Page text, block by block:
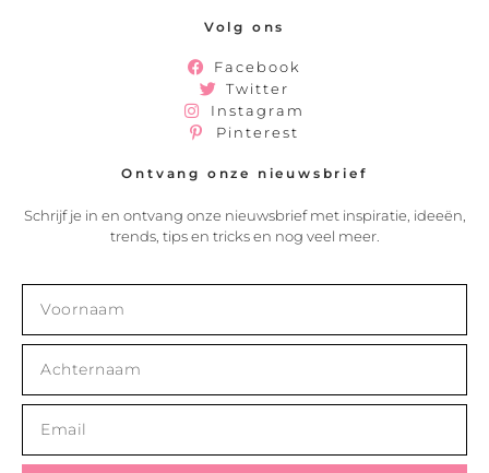
Volg ons
Facebook
Twitter
Instagram
Pinterest
Ontvang onze nieuwsbrief
Schrijf je in en ontvang onze nieuwsbrief met inspiratie, ideeën,
trends, tips en tricks en nog veel meer.